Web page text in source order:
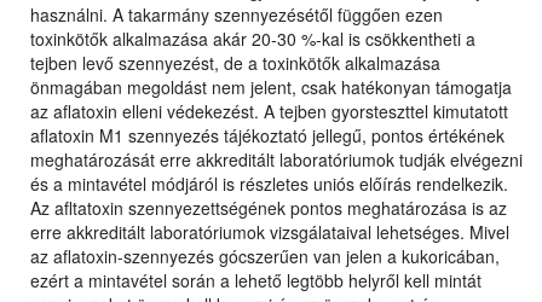
használni. A takarmány szennyezésétől függően ezen
toxinkötők alkalmazása akár 20-30 %-kal is csökkentheti a
tejben levő szennyezést, de a toxinkötők alkalmazása
önmagában megoldást nem jelent, csak hatékonyan támogatja
az aflatoxin elleni védekezést. A tejben gyorsteszttel kimutatott
aflatoxin M1 szennyezés tájékoztató jellegű, pontos értékének
meghatározását erre akkreditált laboratóriumok tudják elvégezni
és a mintavétel módjáról is részletes uniós előírás rendelkezik.
Az afltatoxin szennyezettségének pontos meghatározása is az
erre akkreditált laboratóriumok vizsgálataival lehetséges. Mivel
az aflatoxin-szennyezés gócszerűen van jelen a kukoricában,
ezért a mintavétel során a lehető legtöbb helyről kell mintát